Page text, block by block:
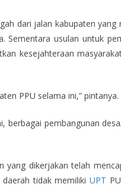
dari jalan kabupaten yang
Sementara usulan untuk
kesejahteraan
PPU selama ini,” pintanya.
berbagai pembangunan
yang dikerjakan telah
daerah tidak memilikiUPT